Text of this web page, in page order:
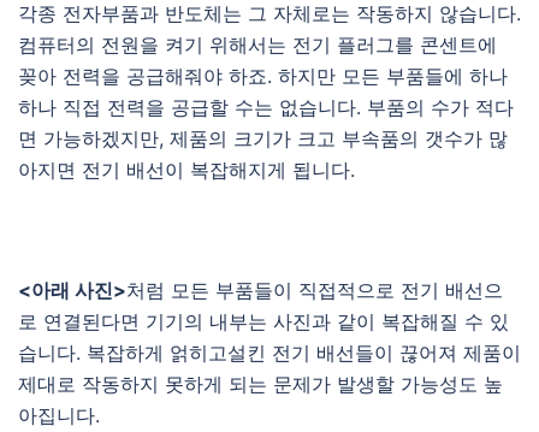
각종 전자부품과 반도체는 그 자체로는 작동하지 않습니다.
컴퓨터의 전원을 켜기 위해서는 전기 플러그를 콘센트에
꽂아 전력을 공급해줘야 하죠. 하지만 모든 부품들에 하나
하나 직접 전력을 공급할 수는 없습니다. 부품의 수가 적다
면 가능하겠지만, 제품의 크기가 크고 부속품의 갯수가 많
아지면 전기 배선이 복잡해지게 됩니다.
<아래 사진>처럼 모든 부품들이 직접적으로 전기 배선으
로 연결된다면 기기의 내부는 사진과 같이 복잡해질 수 있
습니다. 복잡하게 얽히고설킨 전기 배선들이 끊어져 제품이
제대로 작동하지 못하게 되는 문제가 발생할 가능성도 높
아집니다.